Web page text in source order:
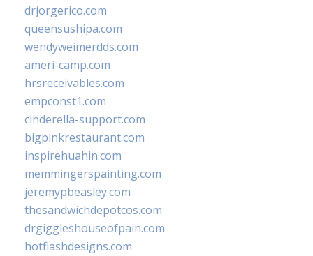
drjorgerico.com
queensushipa.com
wendyweimerdds.com
ameri-camp.com
hrsreceivables.com
empconst1.com
cinderella-support.com
bigpinkrestaurant.com
inspirehuahin.com
memmingerspainting.com
jeremypbeasley.com
thesandwichdepotcos.com
drgiggleshouseofpain.com
hotflashdesigns.com